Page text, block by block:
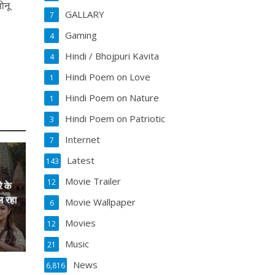
के
रहा
GALLARY
7
Gaming
4
Hindi / Bhojpuri Kavita
4
Hindi Poem on Love
1
Hindi Poem on Nature
1
Hindi Poem on Patriotic
3
Internet
7
Latest
143
Movie Trailer
12
Movie Wallpaper
6
Movies
12
Music
21
News
6,816